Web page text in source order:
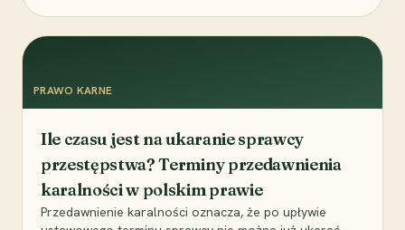
PRAWO KARNE
Ile czasu jest na ukaranie sprawcy
przestępstwa? Terminy przedawnienia
karalności w polskim prawie
Przedawnienie karalności oznacza, że po upływie